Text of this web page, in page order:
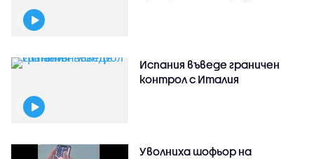
Испания въведе граничен
контрол с Италия
Уволниха шофьор на